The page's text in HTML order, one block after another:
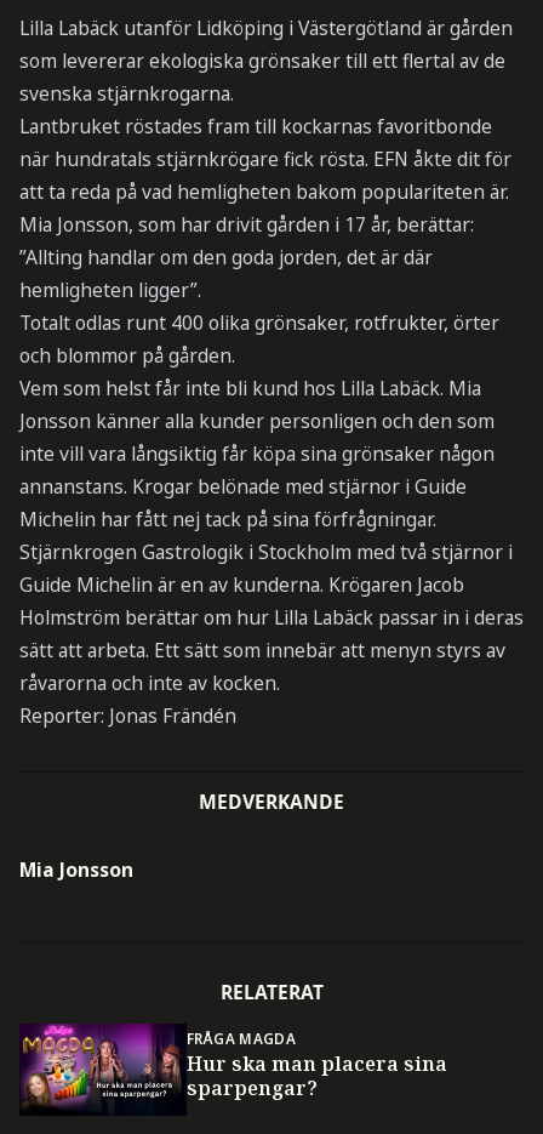
Lilla Labäck utanför Lidköping i Västergötland är gården
som levererar ekologiska grönsaker till ett flertal av de
svenska stjärnkrogarna.
Lantbruket röstades fram till kockarnas favoritbonde
när hundratals stjärnkrögare fick rösta. EFN åkte dit för
att ta reda på vad hemligheten bakom populariteten är.
Mia Jonsson, som har drivit gården i 17 år, berättar:
”Allting handlar om den goda jorden, det är där
hemligheten ligger”.
Totalt odlas runt 400 olika grönsaker, rotfrukter, örter
och blommor på gården.
Vem som helst får inte bli kund hos Lilla Labäck. Mia
Jonsson känner alla kunder personligen och den som
inte vill vara långsiktig får köpa sina grönsaker någon
annanstans. Krogar belönade med stjärnor i Guide
Michelin har fått nej tack på sina förfrågningar.
Stjärnkrogen Gastrologik i Stockholm med två stjärnor i
Guide Michelin är en av kunderna. Krögaren Jacob
Holmström berättar om hur Lilla Labäck passar in i deras
sätt att arbeta. Ett sätt som innebär att menyn styrs av
råvarorna och inte av kocken.
Reporter: Jonas Frändén
MEDVERKANDE
Mia Jonsson
RELATERAT
FRÅGA MAGDA
Hur ska man placera sina
sparpengar?